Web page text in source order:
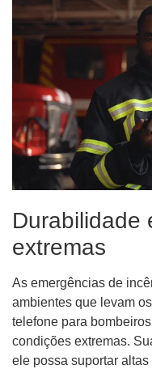
Durabilidade
extremas
As emergências de
ambientes que levam
telefone para
condições extremas.
ele possa suportar